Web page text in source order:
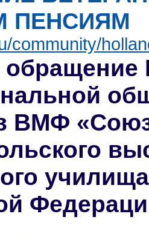
ПЕНСИЯМ
community/
ВМФ